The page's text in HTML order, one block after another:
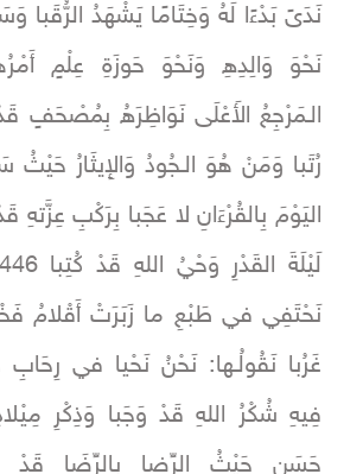
نَدَىً بَدْءًا لَهُ وَخِتَامًا يَشْهَدُ الرُّقَبا
نَحْوَ وَالِدِهِ وَنَحْوَ حَوزَةِ عِلْمٍ
الـمَرْجِعُ الأَعْلَى نَوَاظِرَهُ بِمُصْحَفٍ
رُتَبا وَمَنْ هُوَ الـجُودُ وَالإِيثَارُ
اليَوْمَ بِالقُرْءَانِ لا عَجَبا بِرَكْبِ عِزَّتهِ
نَحْتَفِي في طَبْعِ ما زَبَرَتْ أَقْلامُ
غَرُبا نَقُولُـها: نَحْنُ نَحْيا في
فِيهِ شُكْرُ اللهِ قَدْ وَجَبا وَذِكْرِ
حَسَنٍ حَيْثُ الرِّضا بِالرِّضَا قَدْ